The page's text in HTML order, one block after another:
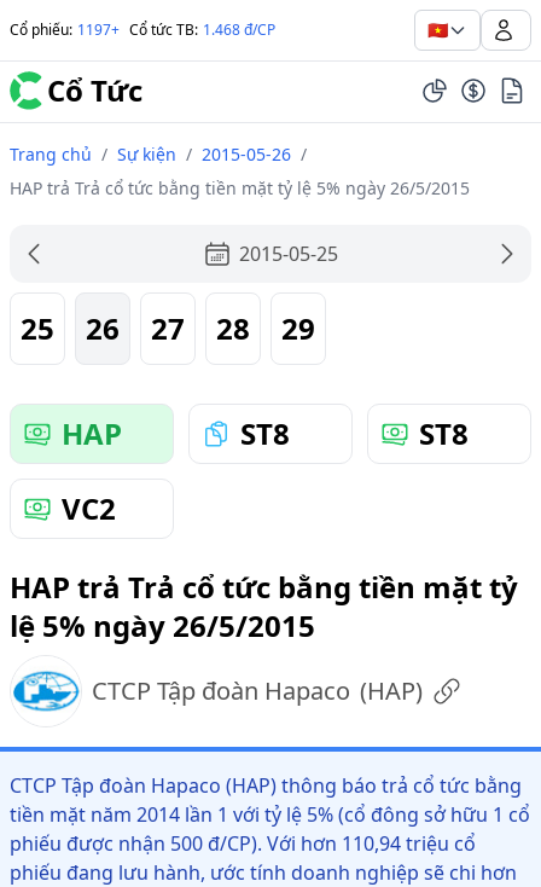
Cổ phiếu: 1197+ Cổ tức TB: 1.468 đ/CP 🇻🇳
Cổ Tức
Trang chủ / Sự kiện / 2015-05-26 /
HAP trả Trả cổ tức bằng tiền mặt tỷ lệ 5% ngày 26/5/2015
2015-05-25
25 26 27 28 29
HAP ST8
ST8
VC2
HAP trả Trả cổ tức bằng tiền mặt tỷ
lệ 5% ngày 26/5/2015
CTCP Tập đoàn Hapaco (HAP)
CTCP Tập đoàn Hapaco (HAP) thông báo trả cổ tức bằng
tiền mặt năm 2014 lần 1 với tỷ lệ 5% (cổ đông sở hữu 1 cổ
phiếu được nhận 500 đ/CP). Với hơn 110,94 triệu cổ
phiếu đang lưu hành, ước tính doanh nghiệp sẽ chi hơn